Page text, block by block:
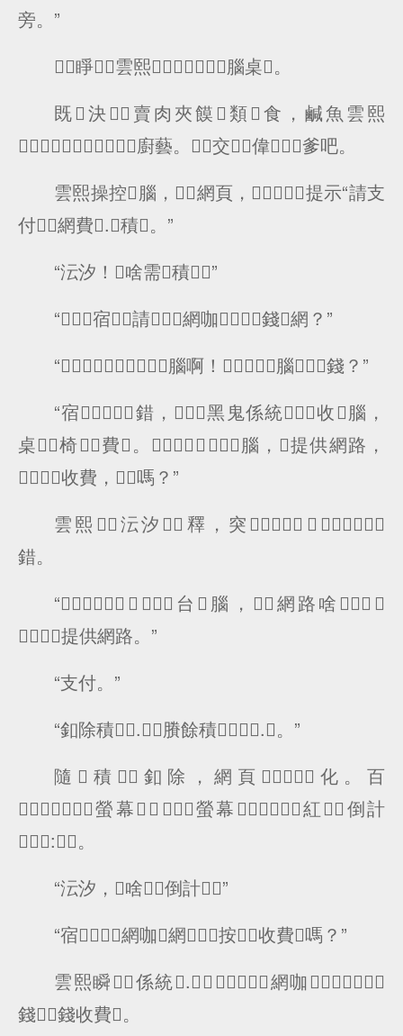
旁。”
睜，雲熙腦桌。
既決賣肉夾饃類食，鹹魚雲熙
廚藝。交偉爹吧。
雲熙操控腦，網頁，提示“請支
付網費.積。”
“沄汐！啥需積？”
“宿，請網咖錢網？”
“腦啊！腦錢？”
“宿錯，黑鬼係統收腦，
桌椅費。，腦，提供網路，
收費，嗎？”
雲熙沄汐釋，突，
錯。
“，台腦，網路啥，
提供網路。”
“支付。”
“釦除積.，賸餘積.。”
隨積釦除，網頁化。百
螢幕，螢幕紅倒計
:。
“沄汐，啥倒計！”
“宿，網咖網按收費嗎？”
雲熙瞬係統.，網咖
錢錢收費。